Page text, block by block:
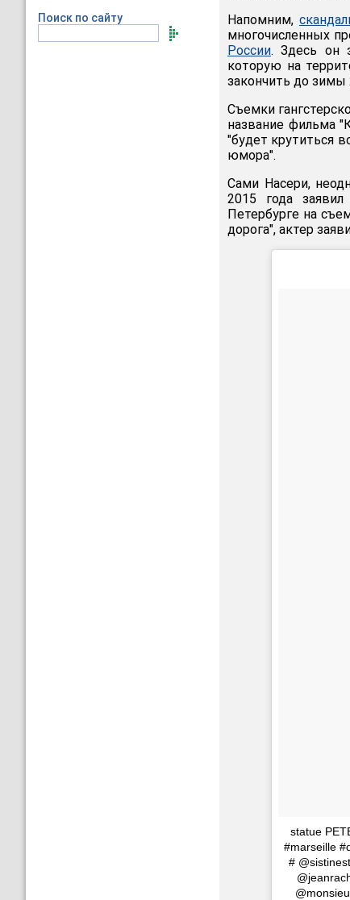
Поиск по сайту
Напомним,
многочисленных
России. Здесь он
которую на
закончить до зимы
Съемки
название фильма
"будет крутиться
юмора".
Сами Насери,
2015 года
Петербурге на
дорога", актер
statue
#marseille
#